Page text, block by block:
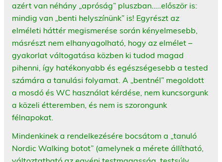
azért van néhány „apróság” pluszban…..először is:
mindig van „benti helyszínünk” is! Egyrészt az
elméleti háttér megismerése során kényelmesebb,
másrészt nem elhanyagolható, hogy az elmélet –
gyakorlat váltogatása közben ki tudod magad
pihenni, így hatékonyabb és egészségesebb a tested
számára a tanulási folyamat. A „bentnél” megoldott
a mosdó és WC használat kérdése, nem kuncsorgunk
a közeli étteremben, és nem is szorongunk
félnapokat.
Mindenkinek a rendelkezésére bocsátom a „tanuló
Nordic Walking botot” (amelynek a mérete állítható,